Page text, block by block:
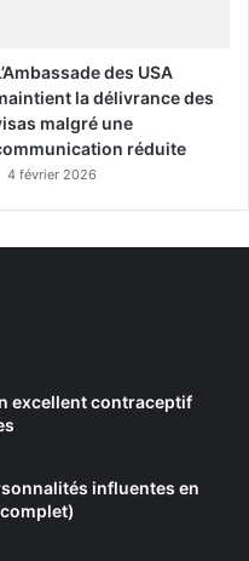
des USA
la délivrance des
malgré une
réduite
4 février 2026
excellent contraceptif
influentes en